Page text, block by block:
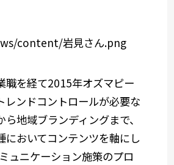
職を経て2015年オズマピー
レンドコントロールが必要な
地域ブランディングまで、
においてコンテンツを軸にし
ュニケーション施策のプロ